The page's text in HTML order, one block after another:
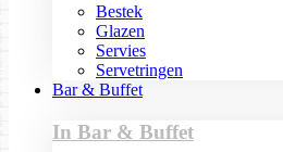
Bestek
Glazen
Servies
Servetringen
Bar & Buffet
In Bar & Buffet